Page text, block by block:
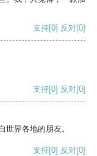
支持[0] 反对[0]
支持[0] 反对[0]
世界各地的朋友。
支持[0] 反对[0]